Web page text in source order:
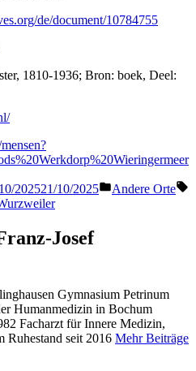
de/document/10784755
1810-1936; Bron: boek, Deel:
202521/10/2025
Veröffentlicht
Andere Orte
Josef
Gymnasium Petrinum
Humanmedizin in Bochum
Facharzt für Innere Medizin,
seit 2016 Mehr Beiträge